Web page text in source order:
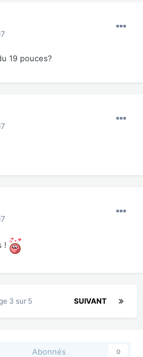
19 pouces?
!
SUIVANT
3 sur 5
Abonnés 0